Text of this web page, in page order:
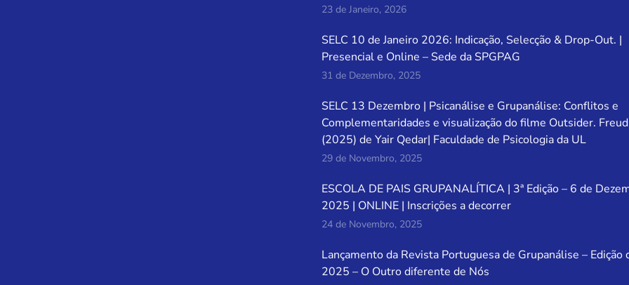
23 de Janeiro, 2026
SELC 10 de Janeiro 2026: Indicação, Selecção & Drop-Out. |
Presencial e Online – Sede da SPGPAG
31 de Dezembro, 2025
SELC 13 Dezembro | Psicanálise e Grupanálise: Conflitos e
Complementaridades e visualização do filme Outsider. Freud
(2025) de Yair Qedar| Faculdade de Psicologia da UL
29 de Novembro, 2025
ESCOLA DE PAIS GRUPANALÍTICA | 3ª Edição – 6 de
2025 | ONLINE | Inscrições a decorrer
24 de Novembro, 2025
Lançamento da Revista Portuguesa de Grupanálise – Edição
2025 – O Outro diferente de Nós